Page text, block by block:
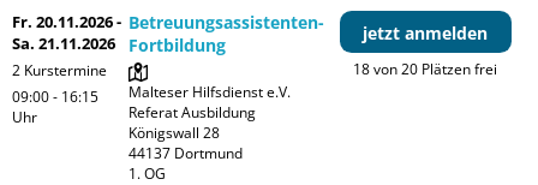
Fr. 20.11.2026 -
Sa. 21.11.2026
2 Kurstermine
09:00 - 16:15
Uhr
Betreuungsassistenten-
Fortbildung
Malteser Hilfsdienst e.V.
Referat Ausbildung
Königswall 28
44137 Dortmund
1. OG
jetzt anmelden
18 von 20 Plätzen frei